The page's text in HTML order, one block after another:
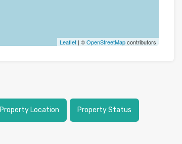
Leaflet| ©OpenStreetMapcontributors
Property Location Property Status